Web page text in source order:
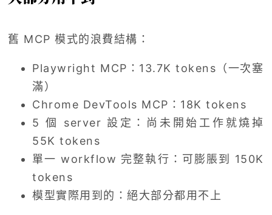
舊 MCP 模式的浪費結構：
Playwright MCP：13.7K tokens（一次塞
滿）
Chrome DevTools MCP：18K tokens
5 個 server 設定：尚未開始工作就燒掉
55K tokens
單一 workflow 完整執行：可膨脹到 150K
tokens
模型實際用到的：絕大部分都用不上